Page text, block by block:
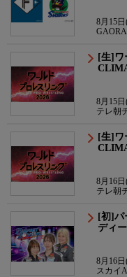
8月15
[生]ワ
8月15
テレ朝
[生]ワ
8月16
テレ朝
[初]パ
ディ
8月16
スカイA